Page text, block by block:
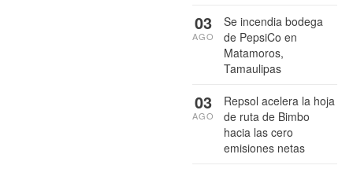
Se incendia bodega
de PepsiCo en
Matamoros,
Tamaulipas
03
AGO
Repsol acelera la hoja
de ruta de Bimbo
hacia las cero
emisiones netas
03
AGO